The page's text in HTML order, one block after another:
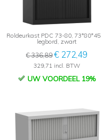
Roldeurkast PDC 73-80,
legbord, zwart
€ 336,89€ 272,49
329,71 incl. BTW
UW VOORDEEL 19%